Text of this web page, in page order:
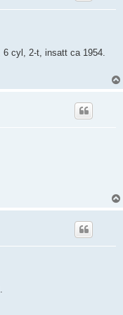
6 cyl, 2-t, insatt ca 1954.